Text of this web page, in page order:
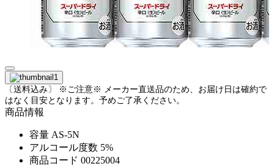
〔送料込み〕 ※ご注意※ メーカー直送品のため、お届け日は確約で
はなく目安となります。予めご了承ください。
商品情報
容量 AS-5N
アルコール度数 5%
商品コード 00225004